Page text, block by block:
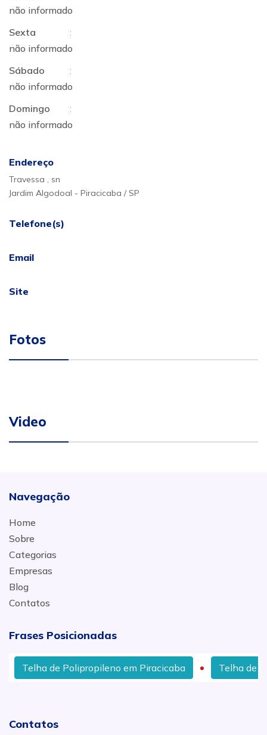
não informado
Sexta
:
não informado
Sábado
:
não informado
Domingo
:
não informado
Endereço
Travessa , sn
Jardim Algodoal - Piracicaba / SP
Telefone(s)
Email
Site
Fotos
Video
Navegação
Home
Sobre
Categorias
Empresas
Blog
Contatos
Frases Posicionadas
Telha de Polipropileno em Piracicaba Telha de
Contatos